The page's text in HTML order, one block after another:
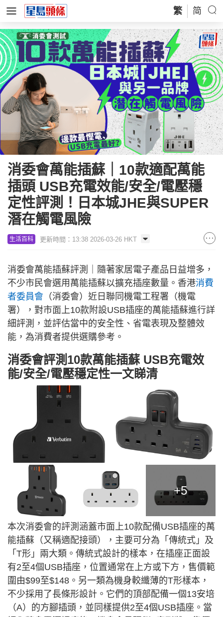
繁 简
消委會萬能插蘇｜10款適配萬能
插頭 USB充電效能/安全/電壓穩
定性評測！日本城JHE與SUPER
潛在觸電風險
生活百科 更新時間：13:38 2026-03-26 HKT
消委會萬能插蘇評測｜隨著家居電子產品日益增多，
不少市民會選用萬能插蘇以擴充插座數量。香港消費
者委員會 （消委會）近日聯同機電工程署（機電
署），對市面上10款附設USB插座的萬能插蘇進行詳
細評測，並評估當中的安全性、省電表現及整體效
能，為消費者提供選購參考。
消委會評測10款萬能插蘇 USB充電效
能/安全/電壓穩定性一文睇清
+5
本次消委會的評測涵蓋市面上10款配備USB插座的萬
能插蘇（又稱適配接頭），主要可分為「傳統式」及
「T形」兩大類。傳統式設計的樣本，在插座正面設
有2至4個USB插座，位置通常在上方或下方，售價範
圍由$99至$148。另一類為機身較纖薄的T形樣本，
不少採用了長條形設計。它們的頂部配備一個13安培
（A）的方腳插頭，並同樣提供2至4個USB插座。當